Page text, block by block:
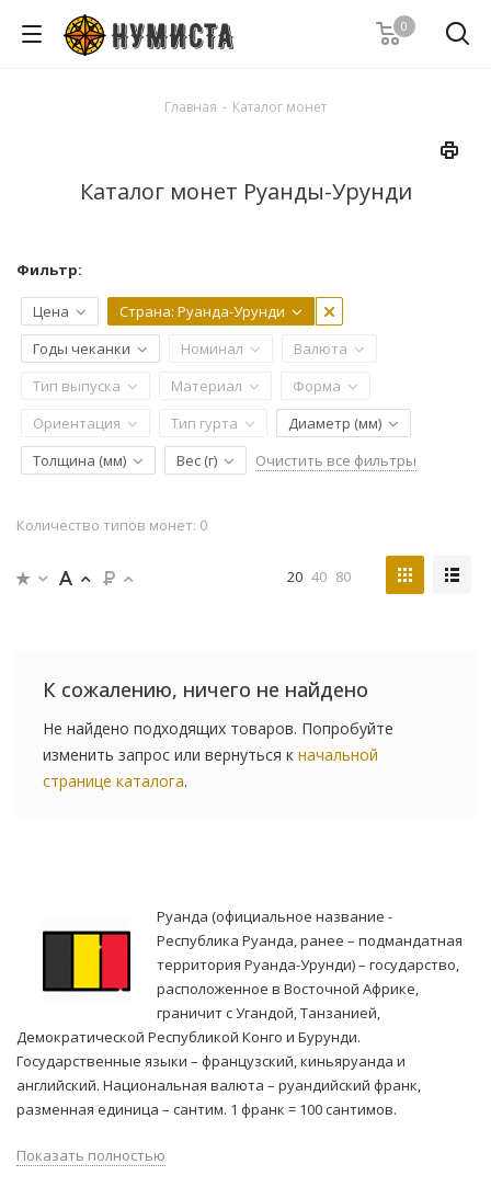
0
Главная - Каталог монет
Каталог монет Руанды-Урунди
Фильтр:
Цена Страна: Руанда-Урунди
Годы чеканки
Номинал
Валюта
Тип выпуска
Материал
Форма
Ориентация
Тип гурта
Диаметр (мм)
Толщина (мм)
Вес (г) Очистить все фильтры
Количество типов монет: 0
20 40 80
К сожалению, ничего не найдено
Не найдено подходящих товаров. Попробуйте
изменить запрос или вернуться к начальной
странице каталога.
Руанда (официальное название -
Республика Руанда, ранее – подмандатная
территория Руанда-Урунди) – государство,
расположенное в Восточной Африке,
граничит с Угандой, Танзанией,
Демократической Республикой Конго и Бурунди.
Государственные языки – французский, киньяруанда и
английский. Национальная валюта – руандийский франк,
разменная единица – сантим. 1 франк = 100 сантимов.
Показать полностью